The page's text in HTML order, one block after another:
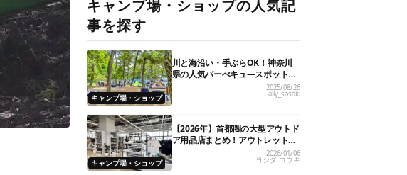
キャンプ場・ショップの人気記
事を探す
キャンプ場・ショップ
川と海沿い・手ぶらOK！神奈川
県の人気バーべキュ―スポット20
選
2025/08/26
ally_sasaki
キャンプ場・ショップ
【2026年】首都圏の大型アウトド
ア用品店まとめ！アウトレット情
2026/01/06
ヨシダ コウキ